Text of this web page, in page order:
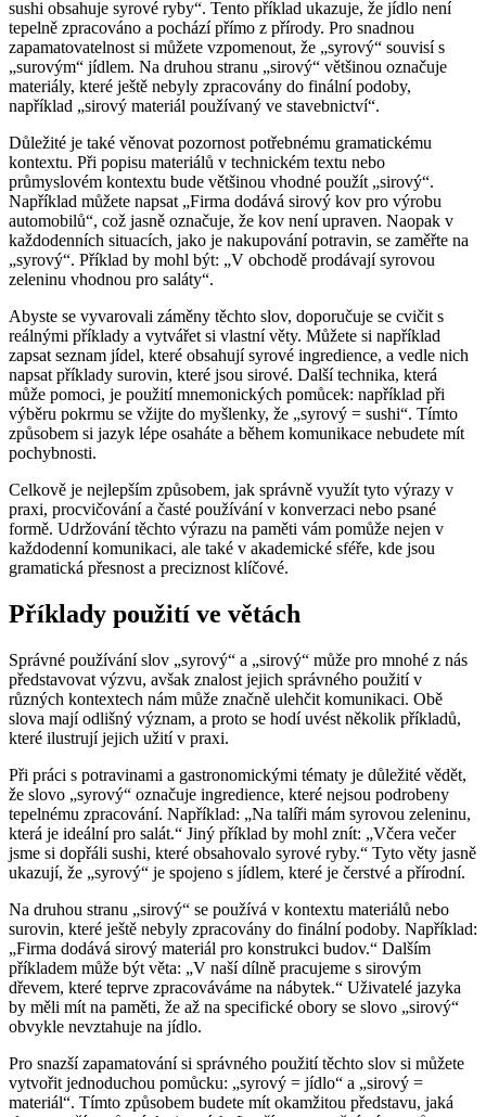
sushi obsahuje syrové ryby“. Tento příklad ukazuje, že jídlo není
tepelně zpracováno a pochází přímo z přírody. Pro snadnou
zapamatovatelnost si můžete vzpomenout, že „syrový“ souvisí s
„surovým“ jídlem. Na druhou stranu „sirový“ většinou označuje
materiály, které ještě nebyly zpracovány do finální podoby,
například „sirový materiál používaný ve stavebnictví“.
Důležité je také věnovat pozornost potřebnému gramatickému
kontextu. Při popisu materiálů v technickém textu nebo
průmyslovém kontextu bude většinou vhodné použít „sirový“.
Například můžete napsat „Firma dodává sirový kov pro výrobu
automobilů“, což jasně označuje, že kov není upraven. Naopak v
každodenních situacích, jako je nakupování potravin, se zaměřte na
„syrový“. Příklad by mohl být: „V obchodě prodávají syrovou
zeleninu vhodnou pro saláty“.
Abyste se vyvarovali záměny těchto slov, doporučuje se cvičit s
reálnými příklady a vytvářet si vlastní věty. Můžete si například
zapsat seznam jídel, které obsahují syrové ingredience, a vedle nich
napsat příklady surovin, které jsou sirové. Další technika, která
může pomoci, je použití mnemonických pomůcek: například při
výběru pokrmu se vžijte do myšlenky, že „syrový = sushi“. Tímto
způsobem si jazyk lépe osaháte a během komunikace nebudete mít
pochybnosti.
Celkově je nejlepším způsobem, jak správně využít tyto výrazy v
praxi, procvičování a časté používání v konverzaci nebo psané
formě. Udržování těchto výrazu na paměti vám pomůže nejen v
každodenní komunikaci, ale také v akademické sféře, kde jsou
gramatická přesnost a preciznost klíčové.
Příklady použití ve větách
Správné používání slov „syrový“ a „sirový“ může pro mnohé z nás
představovat výzvu, avšak znalost jejich správného použití v
různých kontextech nám může značně ulehčit komunikaci. Obě
slova mají odlišný význam, a proto se hodí uvést několik příkladů,
které ilustrují jejich užití v praxi.
Při práci s potravinami a gastronomickými tématy je důležité vědět,
že slovo „syrový“ označuje ingredience, které nejsou podrobeny
tepelnému zpracování. Například: „Na talíři mám syrovou zeleninu,
která je ideální pro salát.“ Jiný příklad by mohl znít: „Včera večer
jsme si dopřáli sushi, které obsahovalo syrové ryby.“ Tyto věty jasně
ukazují, že „syrový“ je spojeno s jídlem, které je čerstvé a přírodní.
Na druhou stranu „sirový“ se používá v kontextu materiálů nebo
surovin, které ještě nebyly zpracovány do finální podoby. Například:
„Firma dodává sirový materiál pro konstrukci budov.“ Dalším
příkladem může být věta: „V naší dílně pracujeme s sirovým
dřevem, které teprve zpracováváme na nábytek.“ Uživatelé jazyka
by měli mít na paměti, že až na specifické obory se slovo „sirový“
obvykle nevztahuje na jídlo.
Pro snazší zapamatování si správného použití těchto slov si můžete
vytvořit jednoduchou pomůcku: „syrový = jídlo“ a „sirový =
materiál“. Tímto způsobem budete mít okamžitou představu, jaká